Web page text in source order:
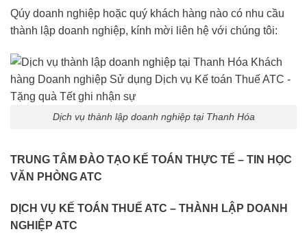
Qúy doanh nghiệp hoặc quý khách hàng nào có nhu cầu
thành lập doanh nghiệp, kính mời liên hệ với chúng tôi:
Dịch vụ thành lập doanh nghiệp tại Thanh Hóa
TRUNG TÂM ĐÀO TẠO KẾ TOÁN THỰC TẾ – TIN HỌC
VĂN PHÒNG ATC
DỊCH VỤ KẾ TOÁN THUẾ ATC – THÀNH LẬP DOANH
NGHIỆP ATC